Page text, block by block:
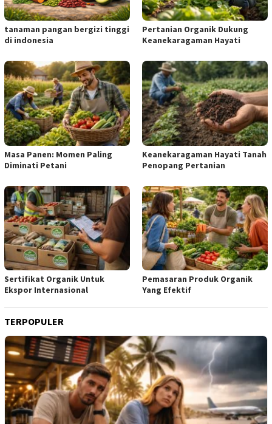
tanaman pangan bergizi tinggi
di indonesia
Pertanian Organik Dukung
Keanekaragaman Hayati
Masa Panen: Momen Paling
Diminati Petani
Keanekaragaman Hayati Tanah
Penopang Pertanian
Sertifikat Organik Untuk
Ekspor Internasional
Pemasaran Produk Organik
Yang Efektif
TERPOPULER